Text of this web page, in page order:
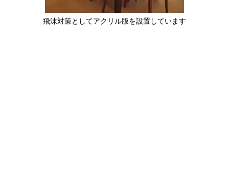
飛沫対策としてアクリル版を設置しています